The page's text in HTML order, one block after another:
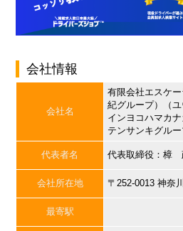
会社情報
会社名
有限会社エスケ
紀グループ）（
インヨコハマカ
テンサンキグルー
代表者名 代表取締役：樟
会社所在地 〒252-0013 神奈
最寄駅